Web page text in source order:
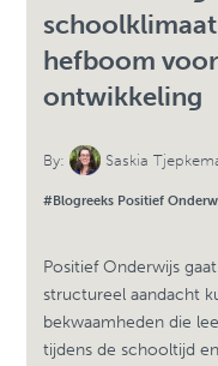
hefboom
ontwikkeling
By: Saskia
#Blogreeks Positief
Positief Onderwijs
structureel aandacht
bekwaamheden die
tijdens de schooltijd